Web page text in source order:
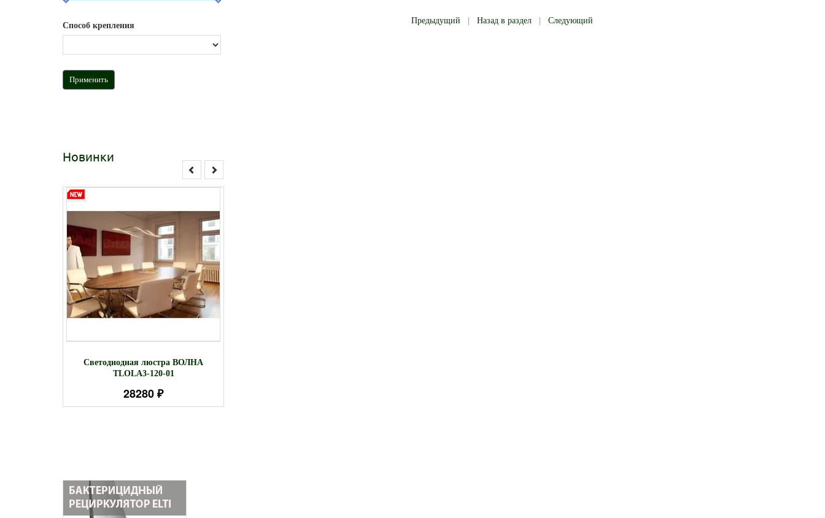
Способ крепления
Новинки
Светодиодная люстра ВОЛНА
TLOLA3-120-01
28280 ₽
Предыдущий |Назад в раздел |Следующий